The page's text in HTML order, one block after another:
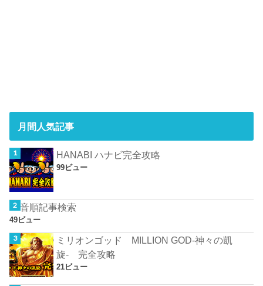
月間人気記事
HANABI ハナビ完全攻略
99ビュー
50音順記事検索
49ビュー
ミリオンゴッド MILLION GOD-神々の凱
旋- 完全攻略
21ビュー